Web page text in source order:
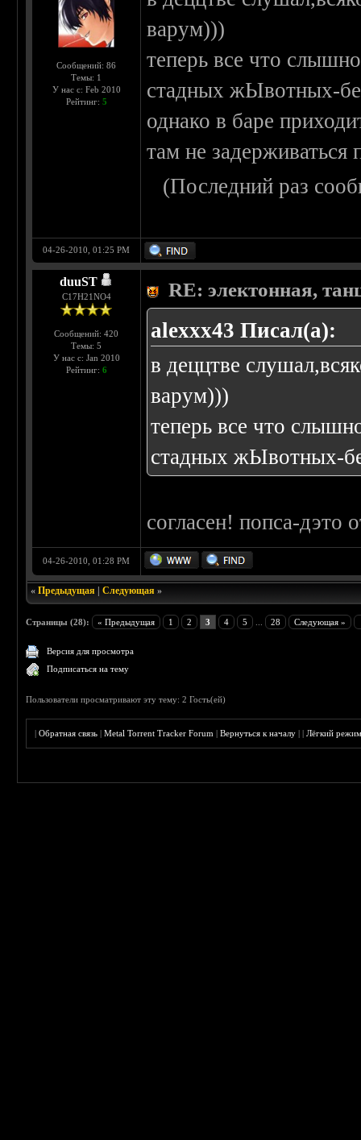
Сообщений: 86
Темы: 1
У нас с: Feb 2010
Рейтинг: 5
варум)))
теперь все что
стадных жЫвотных-
однако в баре
там не задерживаться
(Последний раз
04-26-2010, 01:25 PM
duuST
С17H21NO4
Сообщений: 420
Темы: 5
У нас с: Jan 2010
Рейтинг: 6
RE: электонная,
alexxx43 Писал(а):
в деццтве
варум)))
теперь все что
стадных жЫвотных-
согласен! попса-дэто
04-26-2010, 01:28 PM
«Предыдущая |Следующая »
Страницы (28): « Предыдущая 1 2 3 4 5 28 Следующая »
Версия для просмотра
Подписаться на тему
Пользователи просматривают эту тему: 2 Гость(ей)
|Обратная связь |Metal Torrent Tracker Forum |Вернуться к началу ||Лёгкий